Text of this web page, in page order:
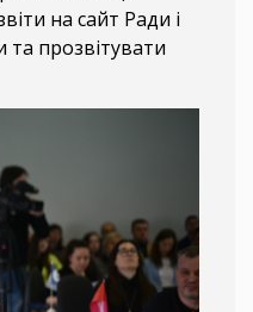
на сайт Ради і
та прозвітувати